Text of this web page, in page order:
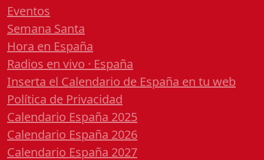
Eventos
Semana Santa
Hora en España
Radios en vivo · España
Inserta el Calendario de España en tu web
Política de Privacidad
Calendario España 2025
Calendario España 2026
Calendario España 2027